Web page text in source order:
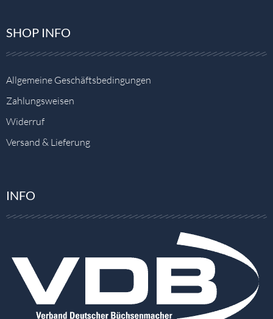
SHOP INFO
Allgemeine Geschäftsbedingungen
Zahlungsweisen
Widerruf
Versand & Lieferung
INFO